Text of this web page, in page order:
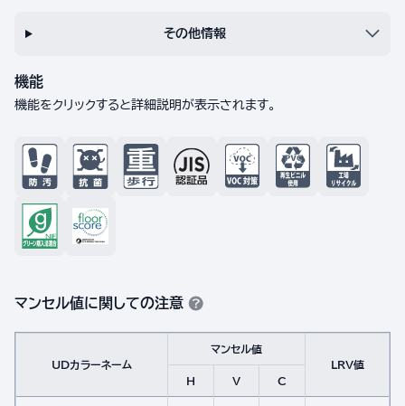
その他情報
機能
機能をクリックすると詳細説明が表示されます。
マンセル値に関しての注意
UDカラーネーム
マンセル値
LRV値
H
V C